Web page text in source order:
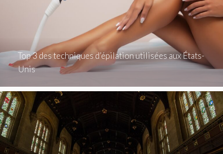
Top 3 des techniques d’épilation utilisées aux États-
Unis